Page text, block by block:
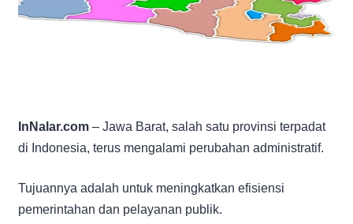
InNalar.com – Jawa Barat, salah satu provinsi terpadat
di Indonesia, terus mengalami perubahan administratif.
Tujuannya adalah untuk meningkatkan efisiensi
pemerintahan dan pelayanan publik.